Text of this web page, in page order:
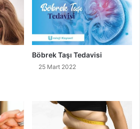
Böbrek Taşı Tedavisi
25 Mart 2022